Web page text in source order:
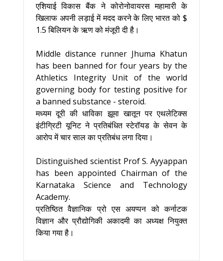
एशियाई विकास बैंक ने कोरोनोवायरस महामारी के
खिलाफ अपनी लड़ाई में मदद करने के लिए भारत को $
1.5 बिलियन के ऋण को मंजूरी दी है।
Middle distance runner Jhuma Khatun
has been banned for four years by the
Athletics Integrity Unit of the world
governing body for testing positive for
a banned substance - steroid.
मध्यम दूरी की धाविका झूमा खातून पर एथलेटिक्स
इंटीग्रिटी यूनिट ने प्रतिबंधित स्टेरॉयड के सेवन के
आरोप में चार साल का प्रतिबंध लगा दिया।
Distinguished scientist Prof S. Ayyappan
has been appointed Chairman of the
Karnataka Science and Technology
Academy.
प्रतिष्ठित वैज्ञानिक प्रो एस अयप्पन को कर्नाटक
विज्ञान और प्रौद्योगिकी अकादमी का अध्यक्ष नियुक्त
किया गया है।